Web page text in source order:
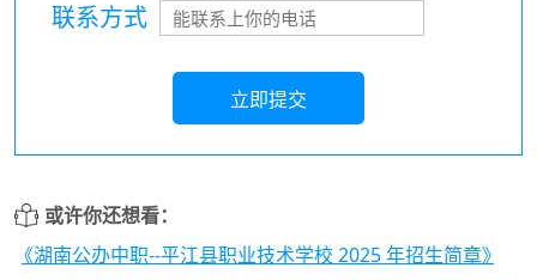
联系方式
立即提交
或许你还想看：
《湖南公办中职--平江县职业技术学校 2025 年招生简章》